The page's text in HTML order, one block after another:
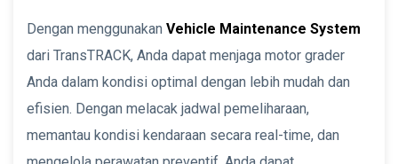
Dengan menggunakan Vehicle Maintenance System
dari TransTRACK, Anda dapat menjaga motor grader
Anda dalam kondisi optimal dengan lebih mudah dan
efisien. Dengan melacak jadwal pemeliharaan,
memantau kondisi kendaraan secara real-time, dan